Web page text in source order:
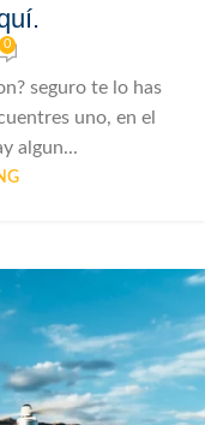
0
seguro te lo has
uno, en el
algun...